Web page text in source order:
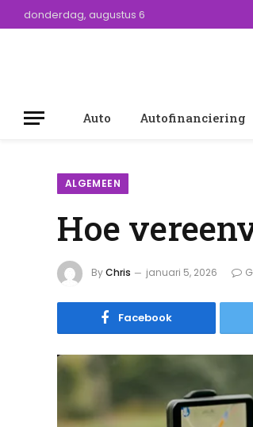
donderdag, augustus 6
Auto Autofinanciering
ALGEMEEN
Hoe
ByChris januari 5, 2026
Facebook